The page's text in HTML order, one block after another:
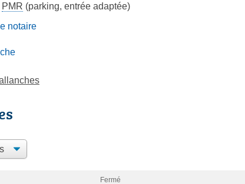
PMR (parking, entrée adaptée)
notaire
Fermé